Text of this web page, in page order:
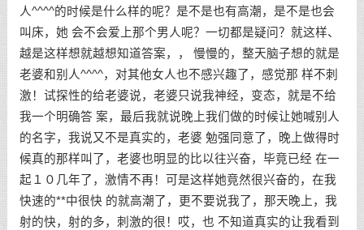
人^^^^的时候是什么样的呢？是不是也有高潮，是不是也会
叫床，她 会不会爱上那个男人呢？一切都是疑问？就这样、
越是这样想就越想知道答案，， 慢慢的，整天脑子想的就是
老婆和别人^^^^，对其他女人也不感兴趣了，感觉那 样不刺
激！试探性的给老婆说，老婆只说我神经，变态，就是不给
我一个明确答 案，最后我就说晚上我们做的时候让她喊别人
的名字，我说又不是真实的，老婆 勉强同意了，晚上做得时
候真的那样叫了，老婆也明显的比以往兴奋，毕竟已经 在一
起１０几年了，激情不再！可是这样她竟然很兴奋的，在我
快速的**中很快 的就高潮了，更不要说我了，那天晚上，我
射的快，射的多，刺激的很！哎，也 不知道真实的让我看到